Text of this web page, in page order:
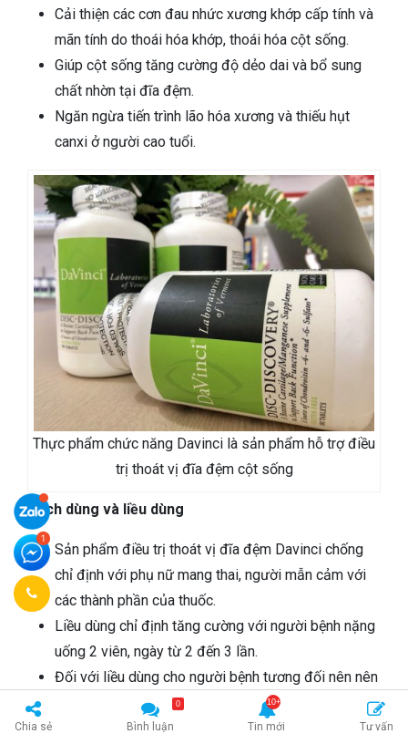
Cải thiện các cơn đau nhức xương khớp cấp tính và
mãn tính do thoái hóa khớp, thoái hóa cột sống.
Giúp cột sống tăng cường độ dẻo dai và bổ sung
chất nhờn tại đĩa đệm.
Ngăn ngừa tiến trình lão hóa xương và thiếu hụt
canxi ở người cao tuổi.
Thực phẩm chức năng Davinci là sản phẩm hỗ trợ điều
trị thoát vị đĩa đệm cột sống
Cách dùng và liều dùng
Sản phẩm điều trị thoát vị đĩa đệm Davinci chống
chỉ định với phụ nữ mang thai, người mẫn cảm với
các thành phần của thuốc.
Liều dùng chỉ định tăng cường với người bệnh nặng
uống 2 viên, ngày từ 2 đến 3 lần.
Đối với liều dùng cho người bệnh tương đối nên nên
uống 2 viên/2 lần mỗi ngày, uống 2 lần trong ngày.
Người bệnh nên uống trong bữa ăn để duy trì hiệu
Chia sẻ Bình luận
0
Tin mới Tư vấn